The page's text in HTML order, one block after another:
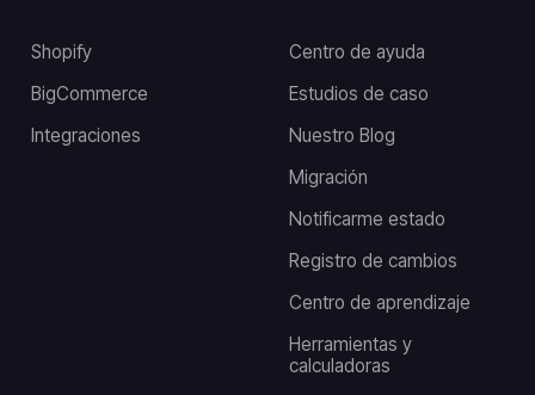
Centro de ayuda
Estudios de caso
Nuestro Blog
Migración
Notificarme estado
Registro de cambios
Centro de aprendizaje
Herramientas y
calculadoras
Shopify
BigCommerce
Integraciones